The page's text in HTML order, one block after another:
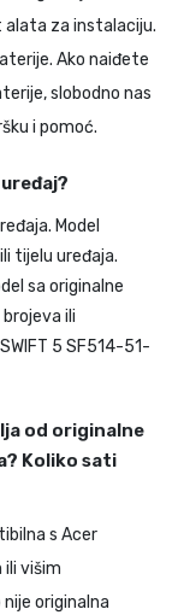
alata za instalaciju.
Ako naiđete
slobodno nas
i pomoć.
Model
tijelu uređaja.
sa originalne
ili
5 SF514-51-
od originalne
Koliko sati
s Acer
ili višim
originalna